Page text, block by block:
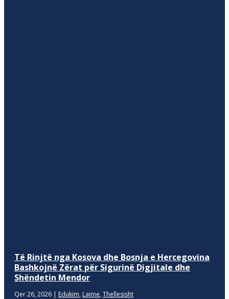
Të Rinjtë nga Kosova dhe Bosnja e Hercegovina
Bashkojnë Zërat për Sigurinë Digjitale dhe
Shëndetin Mendor
Qer 26, 2026 | Edukim, Lajme, Thellesisht